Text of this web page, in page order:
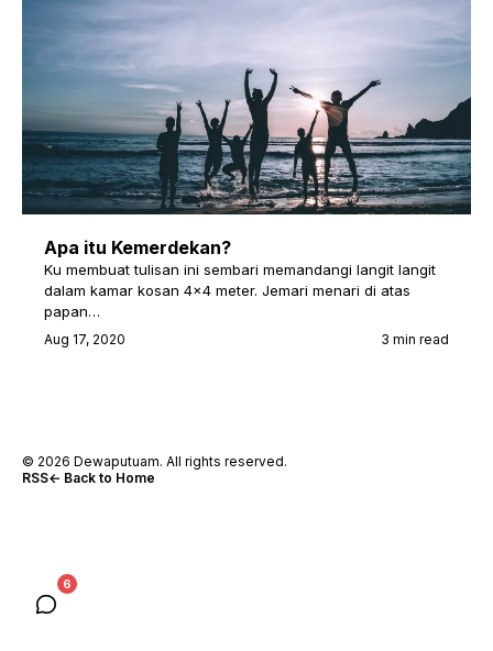
Apa itu Kemerdekan?
Ku membuat tulisan ini sembari memandangi langit langit
dalam kamar kosan 4×4 meter. Jemari menari di atas
papan…
Aug 17, 2020 3 min read
© 2026 Dewaputuam. All rights reserved.
RSS← Back to Home
6